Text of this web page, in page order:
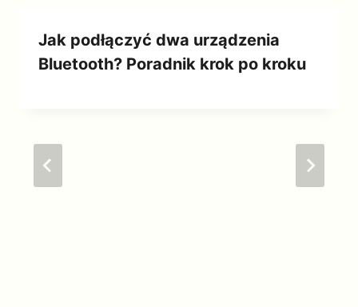
Jak podłączyć dwa urządzenia
Bluetooth? Poradnik krok po kroku